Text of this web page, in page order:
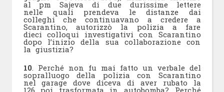
al pm Sajeva di due durissime lettere
nelle quali prendeva le distanze dai
colleghi che continuavano a credere a
Scarantino, autorizzò la polizia a fare
dieci colloqui investigativi con Scarantino
dopo l’inizio della sua collaborazione con
la giustizia?
10. Perché non fu mai fatto un verbale del
sopralluogo della polizia con Scarantino
nel garage dove diceva di aver rubato la
126 poi trasformata in autobomba? Perché